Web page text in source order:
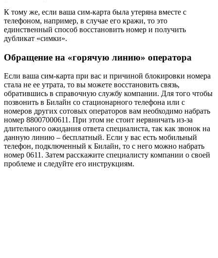
К тому же, если ваша сим-карта была утеряна вместе с
телефоном, например, в случае его кражи, то это
единственный способ восстановить номер и получить
дубликат «симки».
Обращение на «горячую линию» оператора
Если ваша сим-карта при вас и причиной блокировки номера
стала не ее утрата, то вы можете восстановить связь,
обратившись в справочную службу компании. Для того чтобы
позвонить в Билайн со стационарного телефона или с
номеров других сотовых операторов вам необходимо набрать
номер 88007000611. При этом не стоит нервничать из-за
длительного ожидания ответа специалиста, так как звонок на
данную линию – бесплатный. Если у вас есть мобильный
телефон, подключенный к Билайн, то с него можно набрать
номер 0611. Затем расскажите специалисту компании о своей
проблеме и следуйте его инструкциям.